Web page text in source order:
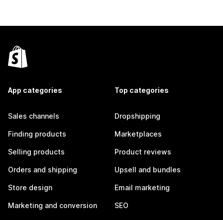
App categories
Sales channels
Finding products
Selling products
Orders and shipping
Store design
Marketing and conversion
Top categories
Dropshipping
Marketplaces
Product reviews
Upsell and bundles
Email marketing
SEO